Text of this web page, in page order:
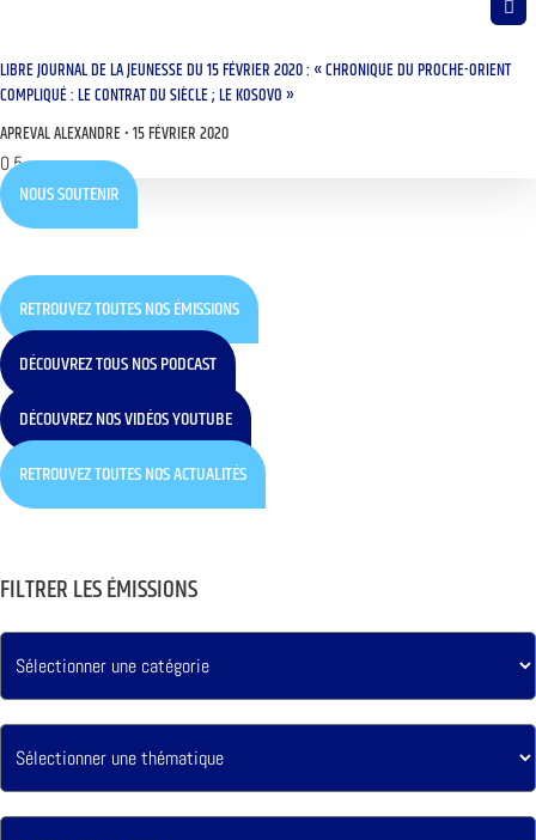
LIBRE JOURNAL DE LA JEUNESSE DU 15 FÉVRIER 2020 : « CHRONIQUE DU PROCHE-ORIENT
COMPLIQUÉ : LE CONTRAT DU SIÈCLE ; LE KOSOVO »
APREVAL ALEXANDRE 15 FÉVRIER 2020
NOUS SOUTENIR
RETROUVEZ TOUTES NOS ÉMISSIONS
DÉCOUVREZ TOUS NOS PODCAST
DÉCOUVREZ NOS VIDÉOS YOUTUBE
RETROUVEZ TOUTES NOS ACTUALITÉS
FILTRER LES ÉMISSIONS